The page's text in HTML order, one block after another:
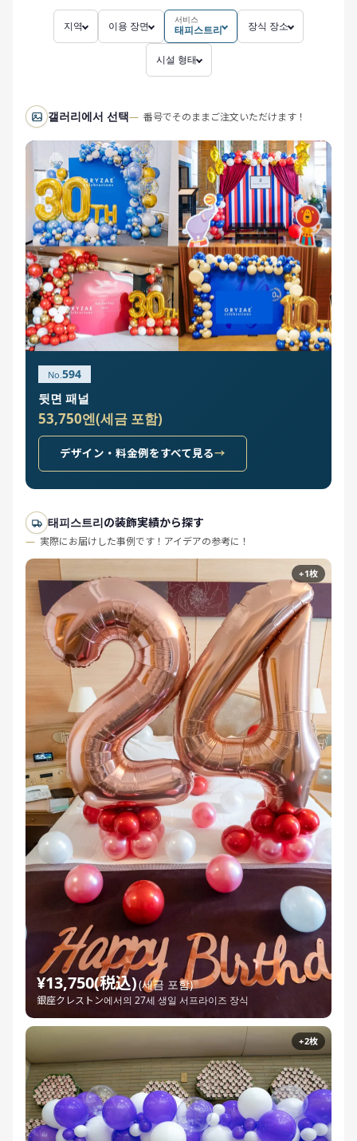
지역 이용 장면
서비스
태피스트리 장식 장소
시설 형태
갤러리에서 선택 番号でそのままご注文いただけます！
594
뒷면 패널
53,750엔(세금 포함)
デザイン・料金例をすべて見る
태피스트리の装飾実績から探す
実際にお届けした事例です！アイデアの参考に！
+1枚
¥13,750(税込)(세금 포함)
銀座クレストン에서의 27세 생일 서프라이즈 장식
+2枚